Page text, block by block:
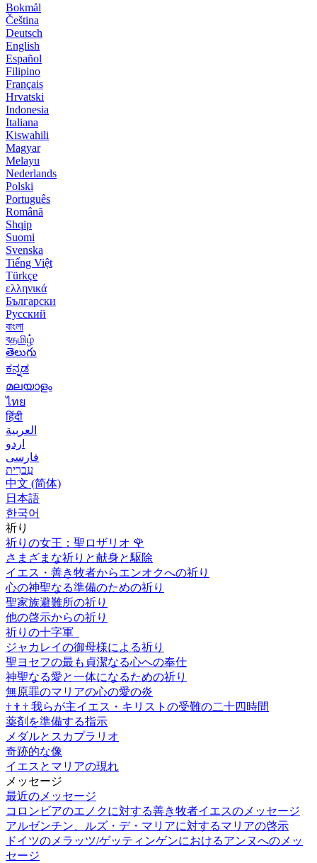
Bokmål
Čeština
Deutsch
English
Español
Filipino
Français
Hrvatski
Indonesia
Italiana
Kiswahili
Magyar
Melayu
Nederlands
Polski
Português
Română
Shqip
Suomi
Svenska
Tiếng Việt
Türkçe
ελληνικά
Български
Русский
বাংলা
বதமிழ்
తెలుగు
ಕನ್ನಡ
മലയാളം
ไทย
हिंदी
العربية
اردو
فارسی
עִברִית
中文 (简体)
日本語
한국어
祈り
祈りの女王：聖ロザリオ 🌹
さまざまな祈りと献身と駆除
イエス・善き牧者からエンオクへの祈り
心の神聖なる準備のための祈り
聖家族避難所の祈り
他の啓示からの祈り
祈りの十字軍
ジャカレイの御母様による祈り
聖ヨセフの最も貞潔なる心への奉仕
神聖なる愛と一体になるための祈り
無原罪のマリアの心の愛の炎
† † † 我らが主イエス・キリストの受難の二十四時間
薬剤を準備する指示
メダルとスカプラリオ
奇跡的な像
イエスとマリアの現れ
メッセージ
最近のメッセージ
コロンビアのエノクに対する善き牧者イエスのメッセージ
アルゼンチン、ルズ・デ・マリアに対するマリアの啓示
ドイツのメラッツ/ゲッティンゲンにおけるアンヌへのメッ
セージ